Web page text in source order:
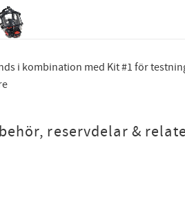
i kombination med Kit #1 för
reservdelar &